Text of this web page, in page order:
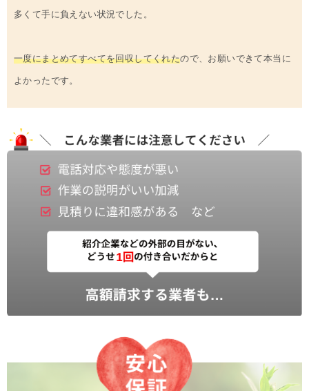
多くて手に負えない状況でした。
一度にまとめてすべてを回収してくれたので、お願いできて本当に
よかったです。